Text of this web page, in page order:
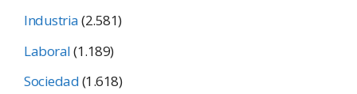
Industria(2.581)
Laboral(1.189)
Sociedad(1.618)